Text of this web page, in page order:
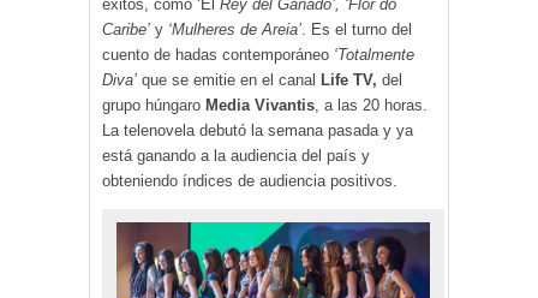
éxitos, como ‘El Rey del Ganado’, ‘Flor do
Caribe’ y ‘Mulheres de Areia’ . Es el turno del
cuento de hadas contemporáneo ‘Totalmente
Diva’ que se emitie en el canal Life TV, del
grupo húngaro Media Vivantis , a las 20 horas.
La telenovela debutó la semana pasada y ya
está ganando a la audiencia del país y
obteniendo índices de audiencia positivos.